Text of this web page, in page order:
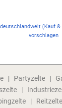
(Kauf &
vorschlagen
| Partyzelte |
|
| Reitzelte